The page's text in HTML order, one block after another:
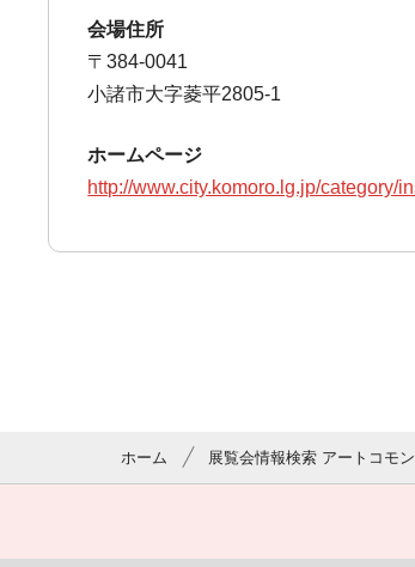
会場住所
〒384-0041
小諸市大字菱平2805-1
ホームページ
http://www.city.komoro.lg.jp/category/
ホーム 展覧会情報検索 アートコモ